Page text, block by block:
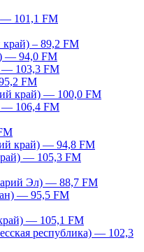
— 101,1 FM
край) – 89,2 FM
— 94,0 FM
— 103,3 FM
FM
край) — 100,0 FM
— 106,4 FM
край) — 94,8 FM
— 105,3 FM
Эл) — 88,7 FM
— 95,5 FM
— 105,1 FM
республика) — 102,3